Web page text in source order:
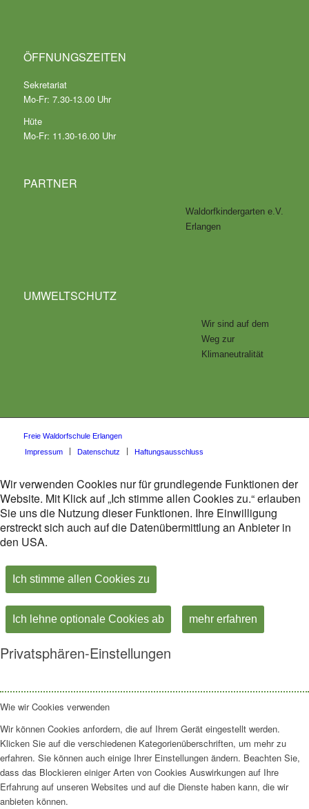
ÖFFNUNGSZEITEN
Sekretariat
Mo-Fr: 7.30-13.00 Uhr
Hüte
Mo-Fr: 11.30-16.00 Uhr
PARTNER
Waldorfkindergarten e.V.
Erlangen
UMWELTSCHUTZ
Wir sind auf dem
Weg zur
Klimaneutralität
Freie Waldorfschule Erlangen
Impressum
Datenschutz Haftungsausschluss
Wir verwenden Cookies nur für grundlegende Funktionen der
Website. Mit Klick auf „Ich stimme allen Cookies zu.“ erlauben
Sie uns die Nutzung dieser Funktionen. Ihre Einwilligung
erstreckt sich auch auf die Datenübermittlung an Anbieter in
den USA.
Ich stimme allen Cookies zu
Ich lehne optionale Cookies ab mehr erfahren
Privatsphären-Einstellungen
Wie wir Cookies verwenden
Wir können Cookies anfordern, die auf Ihrem Gerät eingestellt werden.
Klicken Sie auf die verschiedenen Kategorienüberschriften, um mehr zu
erfahren. Sie können auch einige Ihrer Einstellungen ändern. Beachten Sie,
dass das Blockieren einiger Arten von Cookies Auswirkungen auf Ihre
Erfahrung auf unseren Websites und auf die Dienste haben kann, die wir
anbieten können.